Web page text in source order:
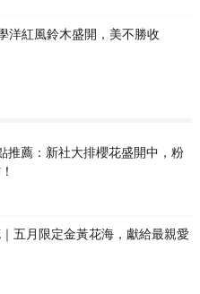
洋紅風鈴木盛開，美不勝收
推薦：新社大排櫻花盛開中，粉
五月限定金黃花海，獻給最親愛